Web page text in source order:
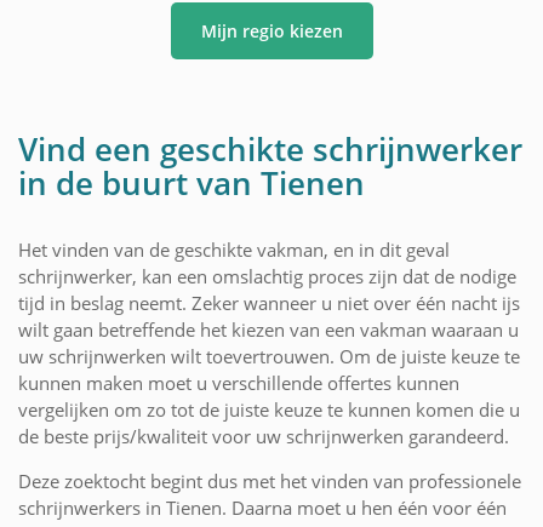
Mijn regio kiezen
Vind een geschikte schrijnwerker
in de buurt van Tienen
Het vinden van de geschikte vakman, en in dit geval
schrijnwerker, kan een omslachtig proces zijn dat de nodige
tijd in beslag neemt. Zeker wanneer u niet over één nacht ijs
wilt gaan betreffende het kiezen van een vakman waaraan u
uw schrijnwerken wilt toevertrouwen. Om de juiste keuze te
kunnen maken moet u verschillende offertes kunnen
vergelijken om zo tot de juiste keuze te kunnen komen die u
de beste prijs/kwaliteit voor uw schrijnwerken garandeerd.
Deze zoektocht begint dus met het vinden van professionele
schrijnwerkers in Tienen. Daarna moet u hen één voor één